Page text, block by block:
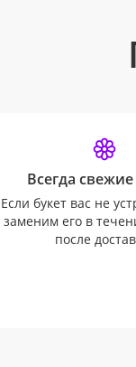
Всегда
Если букет вас не
заменим его в
после